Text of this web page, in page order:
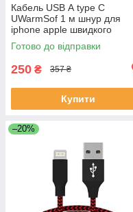
Кабель USB А type C
UWarmSof 1 м шнур для
iphone apple швидкого
заряджання смартфона ios
ipad передачі даних Чорний
Готово до відправки
250 ₴ 357 ₴
Купити
–20%